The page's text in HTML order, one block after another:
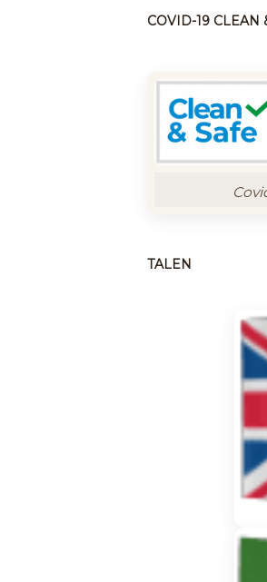
COVID-19 CLEAN
TALEN